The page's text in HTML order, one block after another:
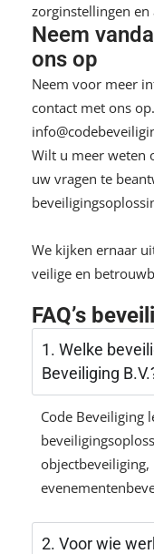
zorginstellingen
Neem
ons op
Neem voor meer
contact met ons
Wilt u meer weten
uw vragen te
We kijken ernaar
veilige en
FAQ’s
1. Welke
Beveiliging
Code Beveiliging
2. Voor wie